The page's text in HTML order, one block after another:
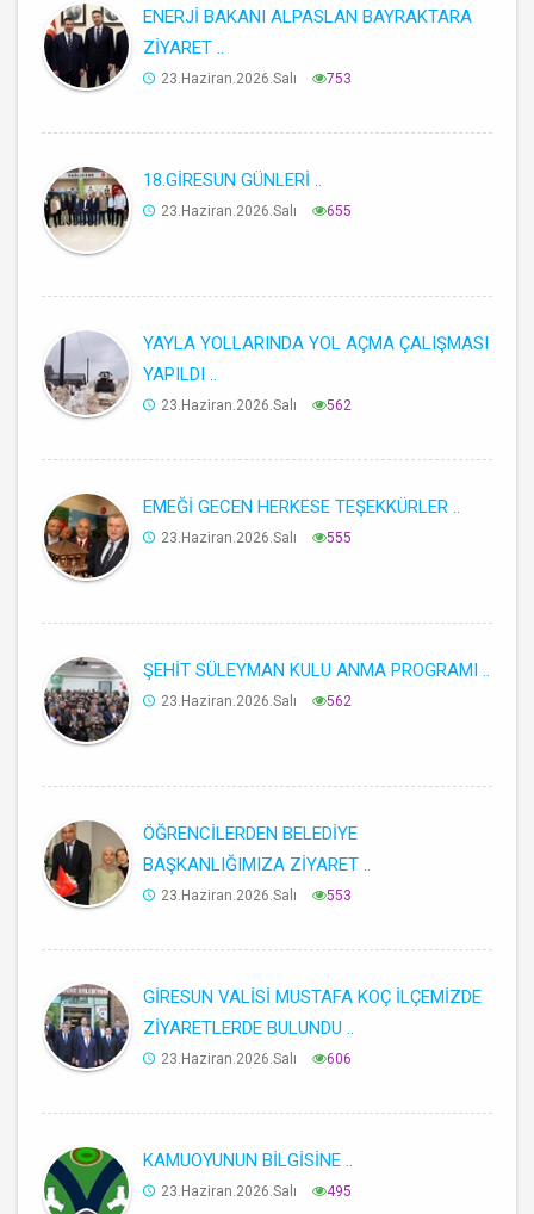
ENERJİ BAKANI ALPASLAN BAYRAKTARA
ZİYARET ..
23.Haziran.2026.Salı 753
18.GİRESUN GÜNLERİ ..
23.Haziran.2026.Salı 655
YAYLA YOLLARINDA YOL AÇMA ÇALIŞMASI
YAPILDI ..
23.Haziran.2026.Salı 562
EMEĞİ GECEN HERKESE TEŞEKKÜRLER ..
23.Haziran.2026.Salı 555
ŞEHİT SÜLEYMAN KULU ANMA PROGRAMI ..
23.Haziran.2026.Salı 562
ÖĞRENCİLERDEN BELEDİYE
BAŞKANLIĞIMIZA ZİYARET ..
23.Haziran.2026.Salı 553
GİRESUN VALİSİ MUSTAFA KOÇ İLÇEMİZDE
ZİYARETLERDE BULUNDU ..
23.Haziran.2026.Salı 606
KAMUOYUNUN BİLGİSİNE ..
23.Haziran.2026.Salı 495